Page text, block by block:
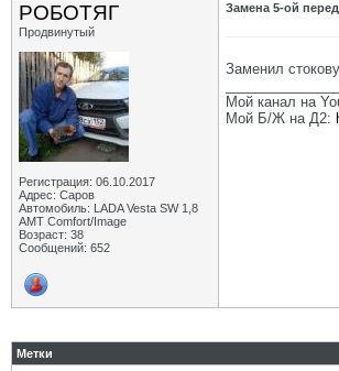
Re: Замена 5-ой передачи
РОБОТЯГ
Продвинутый
Регистрация: 06.10.2017
Адрес: Саров
Автомобиль: LADA Vesta SW 1,8
АМТ Comfort/Image
Возраст: 38
Сообщений: 652
Замена 5-ой
Заменил
Мой канал на
Мой Б/Ж на Д2:
Метки